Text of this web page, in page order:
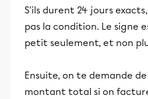
S'ils durent 24 jours
pas la condition. Le signe
petit seulement, et non
Ensuite, on te demande
montant total si on